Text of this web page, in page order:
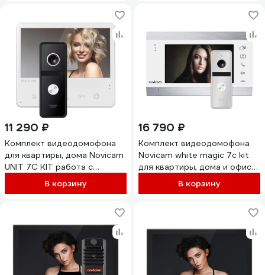
11 290 ₽
Комплект видеодомофона
для квартиры, дома Novicam
UNIT 7C KIT работа с
подъездным домофоном
Vizit, Cyfral, Eltis без
оборудования, поддержка
сигнала HOOK 4905
В корзину
16 790 ₽
Комплект видеодомофона
Novicam white magic 7c kit
для квартиры, дома и офиса
В корзину